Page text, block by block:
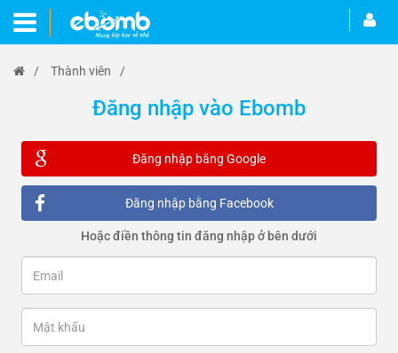
/ Thành viên /
Đăng nhập vào Ebomb
Đăng nhập bằng Google
Đăng nhập bằng Facebook
Hoặc điền thông tin đăng nhập ở bên dưới